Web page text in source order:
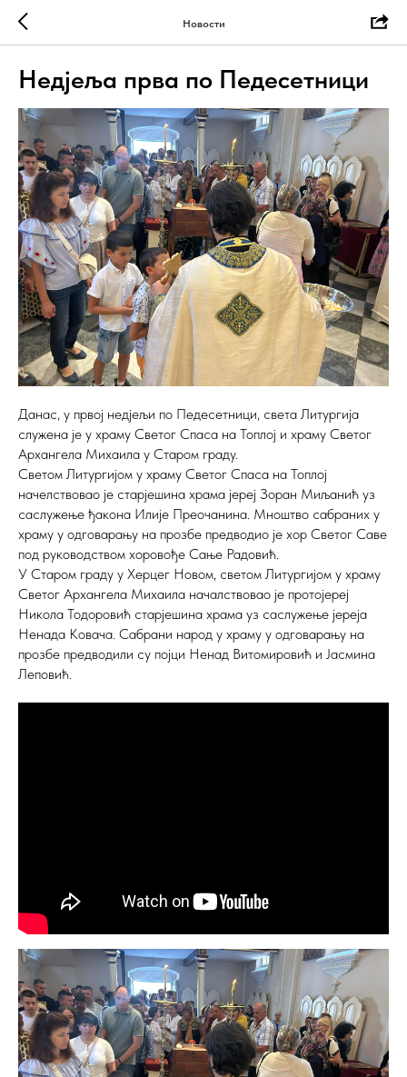
Новости
Недјеља прва по Педесетници
Данас, у првој недјељи по Педесетници, света Литургија
служена је у храму Светог Спаса на Топлој и храму Светог
Архангела Михаила у Старом граду.
Светом Литургијом у храму Светог Спаса на Топлој
начелствовао је старјешина храма јереј Зоран Миљанић уз
саслужење ђакона Илије Преочанина. Мноштво сабраних у
храму у одговарању на прозбе предводио је хор Светог Саве
под руководством хоровође Сање Радовић.
У Старом граду у Херцег Новом, светом Литургијом у храму
Светог Архангела Михаила началствовао је протојереј
Никола Тодоровић старјешина храма уз саслужење јереја
Ненада Ковача. Сабрани народ у храму у одговарању на
прозбе предводили су појци Ненад Витомировић и Јасмина
Леповић.